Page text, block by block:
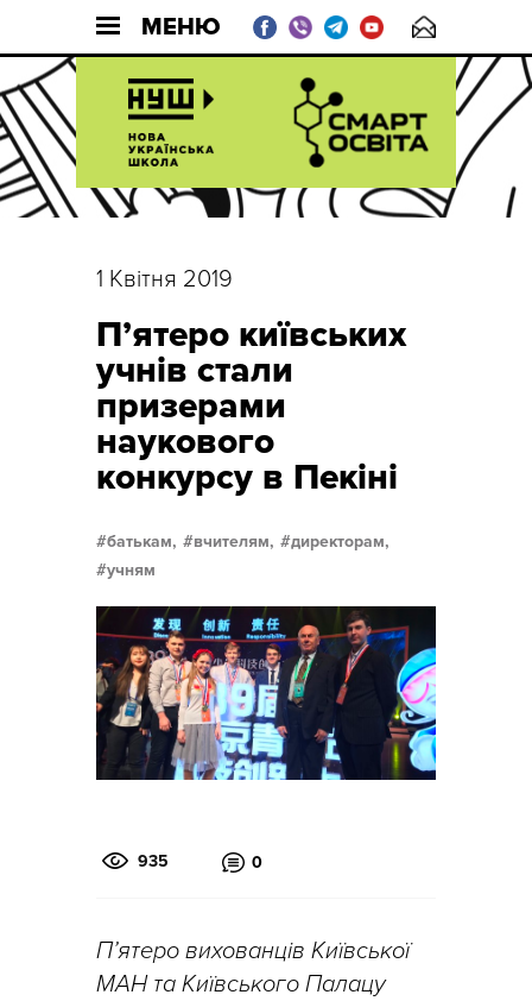
МЕНЮ
1 Квітня 2019
П’ятеро київських
учнів стали
призерами
наукового
конкурсу в Пекіні
батькам, вчителям,
директорам,
учням
935 0
П’ятеро вихованців Київської
МАН та Київського Палацу